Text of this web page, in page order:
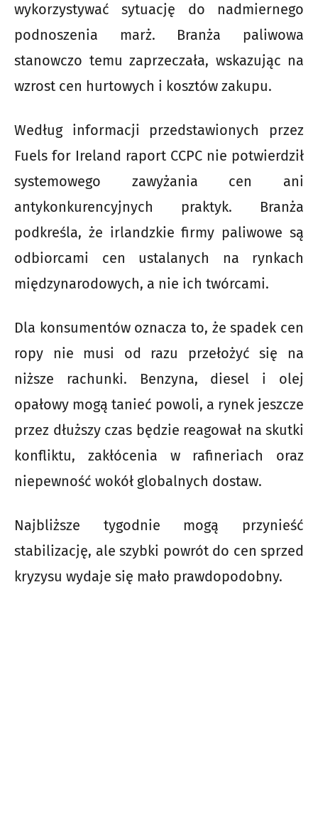
wykorzystywać sytuację do nadmiernego
podnoszenia marż. Branża paliwowa
stanowczo temu zaprzeczała, wskazując na
wzrost cen hurtowych i kosztów zakupu.
Według informacji przedstawionych przez
Fuels for Ireland raport CCPC nie potwierdził
systemowego zawyżania cen ani
antykonkurencyjnych praktyk. Branża
podkreśla, że irlandzkie firmy paliwowe są
odbiorcami cen ustalanych na rynkach
międzynarodowych, a nie ich twórcami.
Dla konsumentów oznacza to, że spadek cen
ropy nie musi od razu przełożyć się na
niższe rachunki. Benzyna, diesel i olej
opałowy mogą tanieć powoli, a rynek jeszcze
przez dłuższy czas będzie reagował na skutki
konfliktu, zakłócenia w rafineriach oraz
niepewność wokół globalnych dostaw.
Najbliższe tygodnie mogą przynieść
stabilizację, ale szybki powrót do cen sprzed
kryzysu wydaje się mało prawdopodobny.